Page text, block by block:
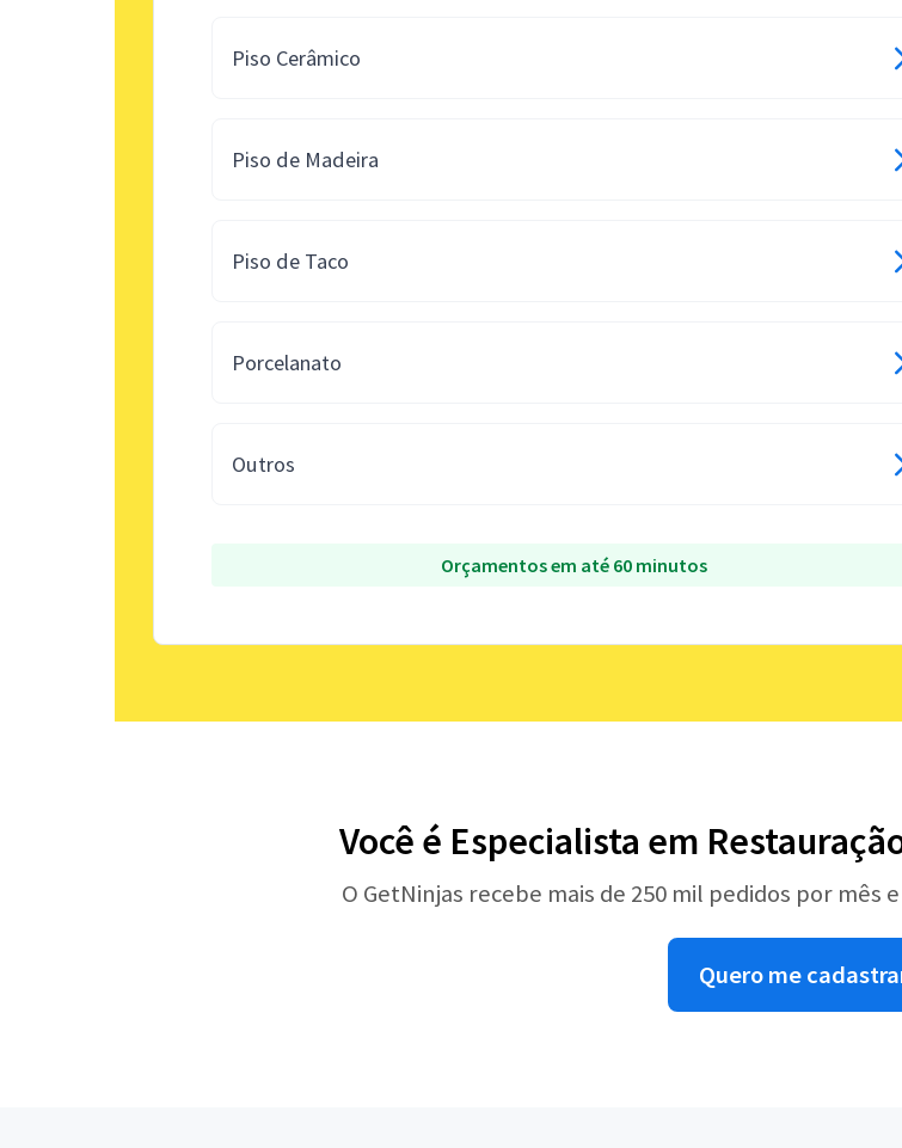
Piso Cerâmico
Piso de Madeira
Piso de Taco
Porcelanato
Outros
Orçamentos em até 60 minutos
Você é Especialista em
O GetNinjas recebe mais de 250 mil pedidos por mês
Quero me